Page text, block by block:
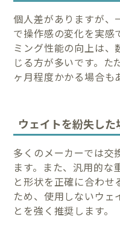
個人差がありますが、
で操作感の変化を実感
ミング性能の向上は
じる方が多いです。た
ヶ月程度かかる場合も
ウェイトを紛失した
多くのメーカーでは交
ます。また、汎用的な
と形状を正確に合わせ
ため、使用しないウェ
とを強く推奨します。